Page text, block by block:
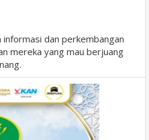
dan perkembangan
mereka yang mau berjuang